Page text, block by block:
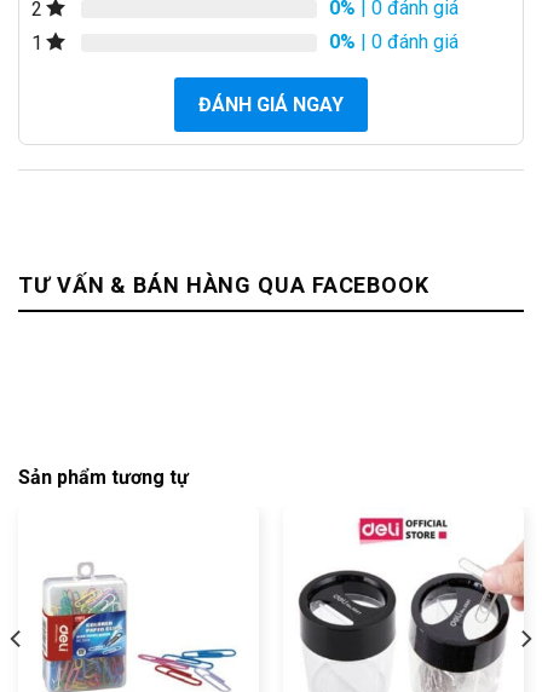
2 0% | 0 đánh giá
1
0% | 0 đánh giá
ĐÁNH GIÁ NGAY
TƯ VẤN & BÁN HÀNG QUA FACEBOOK
Sản phẩm tương tự